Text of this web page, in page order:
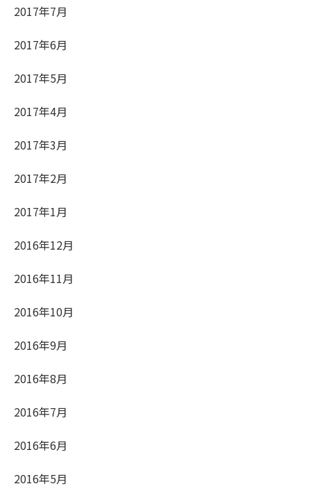
2017年7月
2017年6月
2017年5月
2017年4月
2017年3月
2017年2月
2017年1月
2016年12月
2016年11月
2016年10月
2016年9月
2016年8月
2016年7月
2016年6月
2016年5月